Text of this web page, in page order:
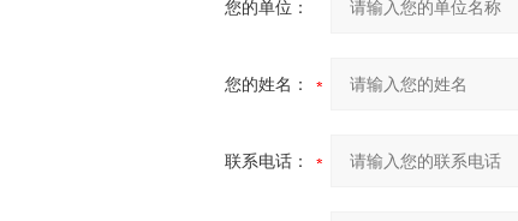
您的单位：
您的姓名：
联系电话：